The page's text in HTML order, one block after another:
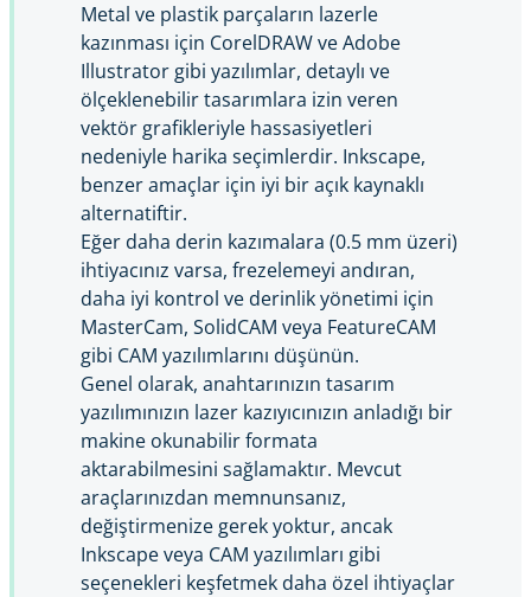
Metal ve plastik parçaların lazerle
kazınması için CorelDRAW ve Adobe
Illustrator gibi yazılımlar, detaylı ve
ölçeklenebilir tasarımlara izin veren
vektör grafikleriyle hassasiyetleri
nedeniyle harika seçimlerdir. Inkscape,
benzer amaçlar için iyi bir açık kaynaklı
alternatiftir.
Eğer daha derin kazımalara (0.5 mm üzeri)
ihtiyacınız varsa, frezelemeyi andıran,
daha iyi kontrol ve derinlik yönetimi için
MasterCam, SolidCAM veya FeatureCAM
gibi CAM yazılımlarını düşünün.
Genel olarak, anahtarınızın tasarım
yazılımınızın lazer kazıyıcınızın anladığı bir
makine okunabilir formata
aktarabilmesini sağlamaktır. Mevcut
araçlarınızdan memnunsanız,
değiştirmenize gerek yoktur, ancak
Inkscape veya CAM yazılımları gibi
seçenekleri keşfetmek daha özel ihtiyaçlar